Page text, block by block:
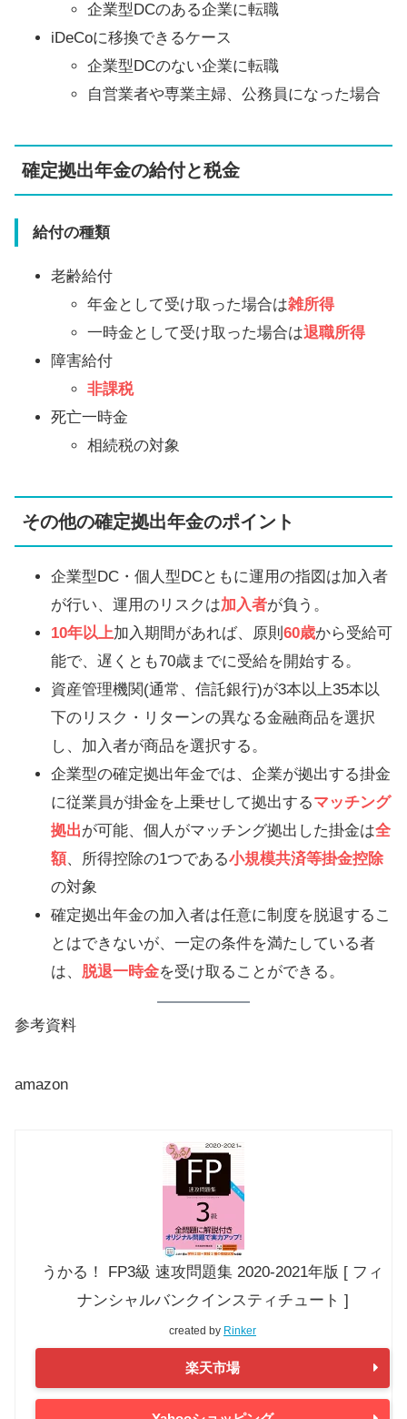
企業型DCのある企業に転職
iDeCoに移換できるケース
企業型DCのない企業に転職
自営業者や専業主婦、公務員になった場合
確定拠出年金の給付と税金
給付の種類
老齢給付
年金として受け取った場合は雑所得
一時金として受け取った場合は退職所得
障害給付
非課税
死亡一時金
相続税の対象
その他の確定拠出年金のポイント
企業型DC・個人型DCともに運用の指図は加入者
が行い、運用のリスクは加入者が負う。
10年以上加入期間があれば、原則 60歳から受給可
能で、遅くとも70歳までに受給を開始する。
資産管理機関(通常、信託銀行)が3本以上35本以
下のリスク・リターンの異なる金融商品を選択
し、加入者が商品を選択する。
企業型の確定拠出年金では、企業が拠出する掛金
に従業員が掛金を上乗せして拠出するマッチング
拠出が可能、個人がマッチング拠出した掛金は全
額、所得控除の1つである小規模共済等掛金控除
の対象
確定拠出年金の加入者は任意に制度を脱退するこ
とはできないが、一定の条件を満たしている者
は、 脱退一時金を受け取ることができる。
参考資料
amazon
うかる！ FP3級 速攻問題集 2020-2021年版 [ フィ
ナンシャルバンクインスティチュート ]
created by Rinker
楽天市場